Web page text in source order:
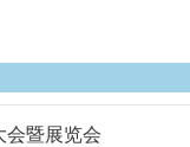
会暨展览会